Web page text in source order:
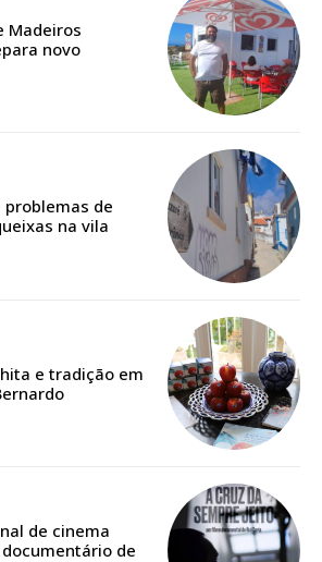
de Assinatura
Região de Cister e ajude-nos a manter este serviço
a todos os conteúdos exclusivos e versões
o plano de assinatura desejado:
32€
entregue à Quinta-feira em sua
Madeiros
novo
problemas de
na vila
e tradição em
de cinema
de